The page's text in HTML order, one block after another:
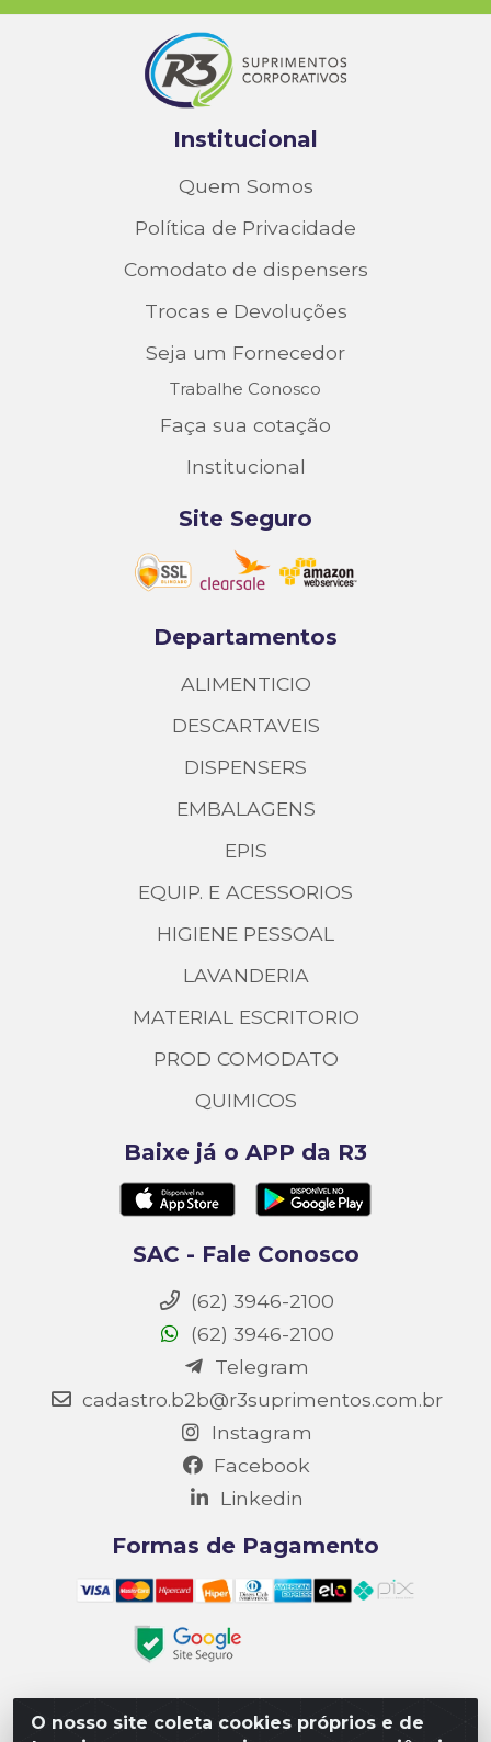
O nosso site coleta cookies próprios e de
Institucional
Quem Somos
Política de Privacidade
Comodato de dispensers
Trocas e Devoluções
Seja um Fornecedor
Trabalhe Conosco
Faça sua cotação
Institucional
Site Seguro
Departamentos
ALIMENTICIO
DESCARTAVEIS
DISPENSERS
EMBALAGENS
EPIS
EQUIP. E ACESSORIOS
HIGIENE PESSOAL
LAVANDERIA
MATERIAL ESCRITORIO
PROD COMODATO
QUIMICOS
Baixe já o APP da R3
SAC - Fale Conosco
(62) 3946-2100
(62) 3946-2100
Telegram
cadastro.b2b@r3suprimentos.com.br
Instagram
Facebook
Linkedin
Formas de Pagamento
Matriz R3 Suprimentos - Rua 14, Polo Empresarial Goiás